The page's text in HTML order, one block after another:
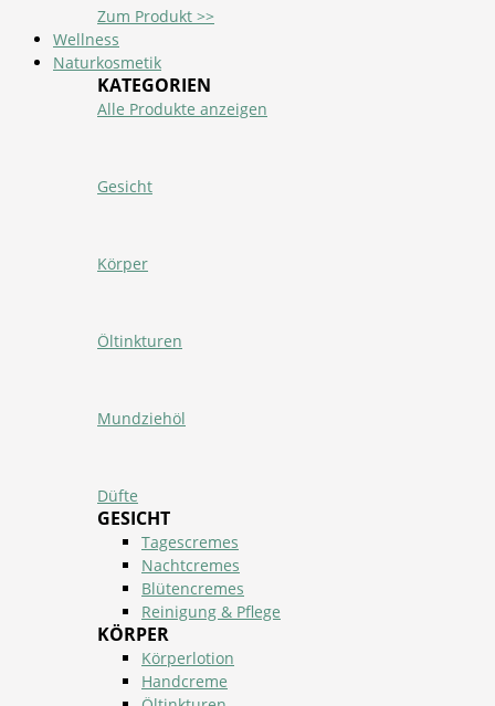
Zum Produkt >>
Wellness
Naturkosmetik
KATEGORIEN
Alle Produkte anzeigen
Gesicht
Körper
Öltinkturen
Mundziehöl
Düfte
GESICHT
Tagescremes
Nachtcremes
Blütencremes
Reinigung & Pflege
KÖRPER
Körperlotion
Handcreme